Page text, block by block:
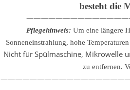
besteht die
Pflegehinweis: Um eine längere
Sonneneinstrahlung, hohe
Nicht für Spülmaschine, Mikrowelle
zu entfernen.